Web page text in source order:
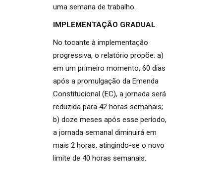
uma semana de trabalho.
IMPLEMENTAÇÃO GRADUAL
No tocante à implementação
progressiva, o relatório propõe: a)
em um primeiro momento, 60 dias
após a promulgação da Emenda
Constitucional (EC), a jornada será
reduzida para 42 horas semanais;
b) doze meses após esse período,
a jornada semanal diminuirá em
mais 2 horas, atingindo-se o novo
limite de 40 horas semanais.